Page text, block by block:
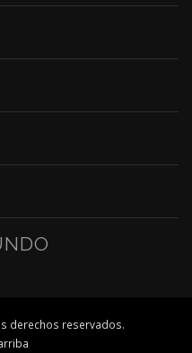
derechos reservados.